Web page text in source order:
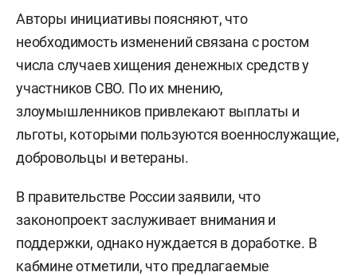
Авторы инициативы поясняют, что
необходимость изменений связана с ростом
числа случаев хищения денежных средств у
участников СВО. По их мнению,
злоумышленников привлекают выплаты и
льготы, которыми пользуются военнослужащие,
добровольцы и ветераны.
В правительстве России заявили, что
законопроект заслуживает внимания и
поддержки, однако нуждается в доработке. В
кабмине отметили, что предлагаемые